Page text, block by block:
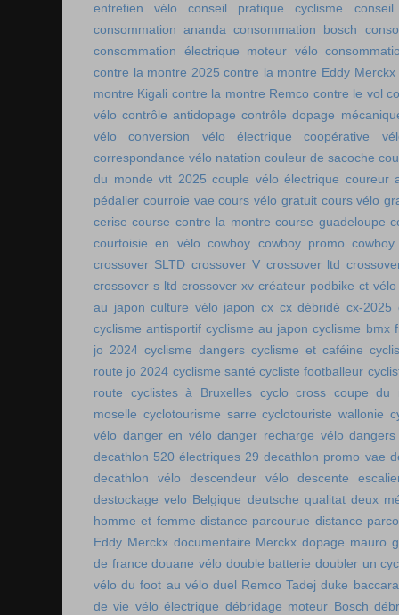
entretien vélo
conseil pratique cyclisme
consommation ananda consommation bosch
consommation électrique moteur vélo
contre la montre 2025 contre la montre Eddy Merckx
montre Kigali contre la montre Remco contre le vol
vélo contrôle antidopage contrôle dopage
vélo
conversion vélo électrique
coopérative
correspondance vélo natation couleur de sacoche
du monde vtt 2025 couple vélo électrique coureur
pédalier courroie vae cours vélo gratuit cours vélo
cerise course contre la montre course guadeloupe
courtoisie en vélo cowboy cowboy promo
crossover SLTD crossover V crossover ltd
crossover s ltd crossover xv créateur podbike ct vélo
au japon culture vélo japon cx cx débridé cx-2025
cyclisme antisportif cyclisme au japon cyclisme bmx
jo 2024 cyclisme dangers cyclisme et caféine
route jo 2024 cyclisme santé cycliste footballeur
route
cyclistes à Bruxelles cyclo cross coupe du
moselle cyclotourisme sarre cyclotouriste wallonie
vélo danger en vélo danger recharge vélo
decathlon 520 électriques 29 decathlon promo vae
decathlon vélo
descendeur vélo
descente
destockage velo Belgique deutsche qualitat deux
homme et femme distance parcourue distance
Eddy Merckx documentaire Merckx dopage mauro
de france douane vélo double batterie doubler un
vélo du foot au vélo duel Remco Tadej duke baccara
de vie vélo électrique débridage moteur Bosch